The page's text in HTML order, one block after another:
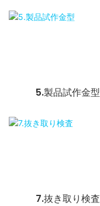
5.製品試作金型
7.抜き取り検査